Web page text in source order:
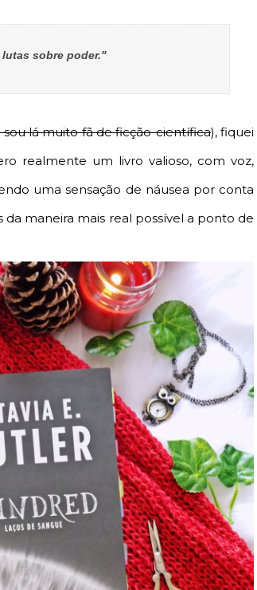
sobre poder."
sou lá muito fã de ficção-científica), fiquei
realmente um livro valioso, com voz,
uma sensação de náusea por conta
maneira mais real possível a ponto de